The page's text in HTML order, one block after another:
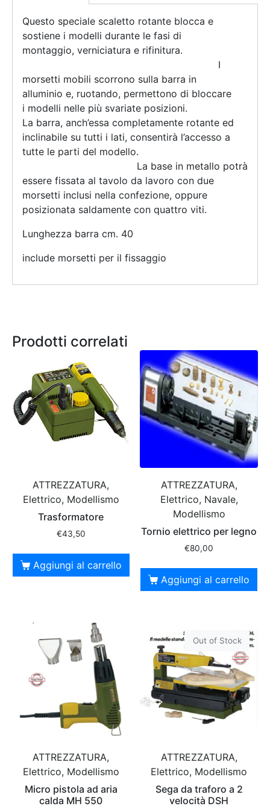
Questo speciale scaletto rotante blocca e
sostiene i modelli durante le fasi di
montaggio, verniciatura e rifinitura.
I
morsetti mobili scorrono sulla barra in
alluminio e, ruotando, permettono di bloccare
i modelli nelle più svariate posizioni.
La barra, anch’essa completamente rotante ed
inclinabile su tutti i lati, consentirà l’accesso a
tutte le parti del modello.
La base in metallo potrà
essere fissata al tavolo da lavoro con due
morsetti inclusi nella confezione, oppure
posizionata saldamente con quattro viti.
Lunghezza barra cm. 40
include morsetti per il fissaggio
Prodotti correlati
ATTREZZATURA,
Elettrico, Modellismo
Trasformatore
€43,50
Aggiungi al carrello
ATTREZZATURA,
Elettrico, Navale,
Modellismo
Tornio elettrico per legno
€80,00
Aggiungi al carrello
ATTREZZATURA,
Elettrico, Modellismo
Micro pistola ad aria
calda MH 550
Out of Stock
ATTREZZATURA,
Elettrico, Modellismo
Sega da traforo a 2
velocità DSH